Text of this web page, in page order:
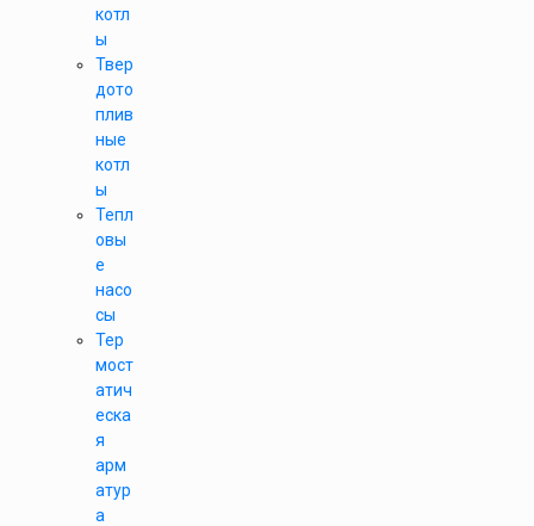
котл
ы
Твер
дото
плив
ные
котл
ы
Тепл
овы
е
насо
сы
Тер
мост
атич
еска
я
арм
атур
а